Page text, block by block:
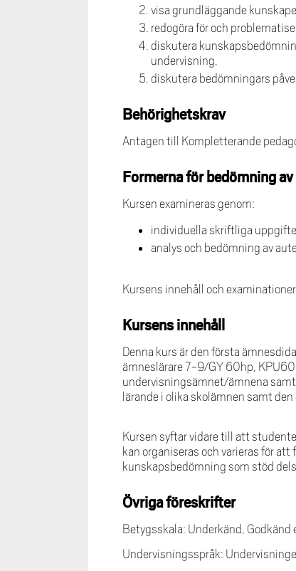
visa grundläggande
redogöra för och
diskutera
undervisning,
diskutera bedömningars
Behörighetskrav
Antagen till Kompletterande
Formerna för bedömning
Kursen examineras genom:
individuella skriftliga
analys och bedömning av
Kursens innehåll och
Kursens innehåll
Denna kurs är den första
ämneslärare 7-9/GY 60hp,
undervisningsämnet/ämnena
lärande i olika skolämnen samt
Kursen syftar vidare till att
kan organiseras och varieras för
kunskapsbedömning som stöd
Övriga föreskrifter
Betygsskala: Underkänd, Godkänd
Undervisningsspråk: